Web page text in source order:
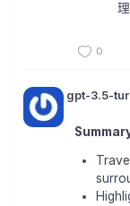
0
gpt-3.5-